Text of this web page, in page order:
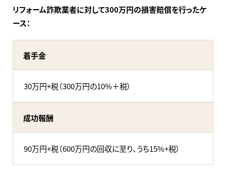
リフォーム詐欺業者に対して300万円の損害賠償を行ったケ
ース：
着手金
30万円+税（300万円の10%＋税）
成功報酬
90万円+税（600万円の回収に至り、うち15%+税）